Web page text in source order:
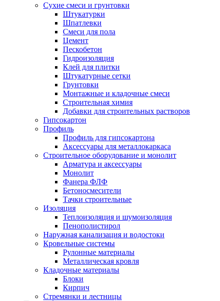
Сухие смеси и грунтовки
Штукатурки
Шпатлевки
Смеси для пола
Цемент
Пескобетон
Гидроизоляция
Клей для плитки
Штукатурные сетки
Грунтовки
Монтажные и кладочные смеси
Строительная химия
Добавки для строительных растворов
Гипсокартон
Профиль
Профиль для гипсокартона
Аксессуары для металлокаркаса
Строительное оборудование и монолит
Арматура и аксессуары
Монолит
Фанера ФЛФ
Бетоносмесители
Тачки строительные
Изоляция
Теплоизоляция и шумоизоляция
Пенополистирол
Наружная канализация и водостоки
Кровельные системы
Рулонные материалы
Металлическая кровля
Кладочные материалы
Блоки
Кирпич
Стремянки и лестницы